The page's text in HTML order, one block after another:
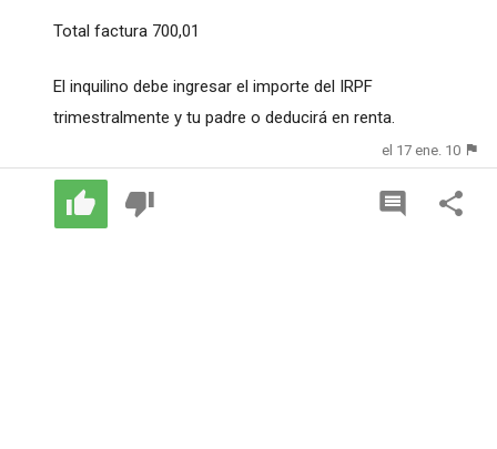
Total factura 700,01
El inquilino debe ingresar el importe del IRPF
trimestralmente y tu padre o deducirá en renta.
el 17 ene. 10